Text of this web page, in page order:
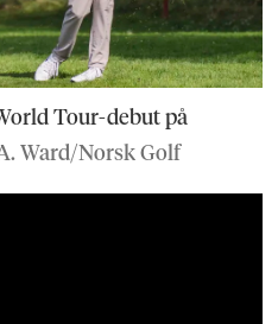
Tour-debut på
Ward/Norsk Golf